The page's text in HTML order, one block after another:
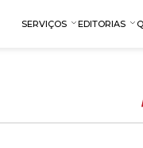
SERVIÇOS EDITORIAS